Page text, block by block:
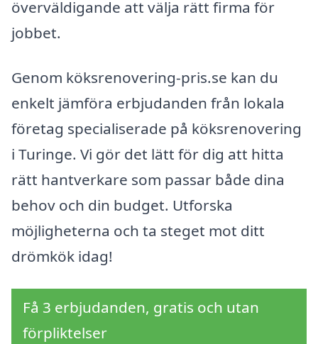
överväldigande att välja rätt firma för
jobbet.
Genom köksrenovering-pris.se kan du
enkelt jämföra erbjudanden från lokala
företag specialiserade på köksrenovering
i Turinge. Vi gör det lätt för dig att hitta
rätt hantverkare som passar både dina
behov och din budget. Utforska
möjligheterna och ta steget mot ditt
drömkök idag!
Få 3 erbjudanden, gratis och utan
förpliktelser